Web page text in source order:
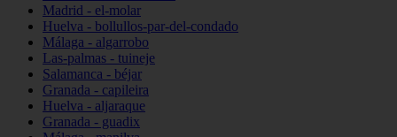
Madrid - el-molar
Huelva - bollullos-par-del-condado
Málaga - algarrobo
Las-palmas - tuineje
Salamanca - béjar
Granada - capileira
Huelva - aljaraque
Granada - guadix